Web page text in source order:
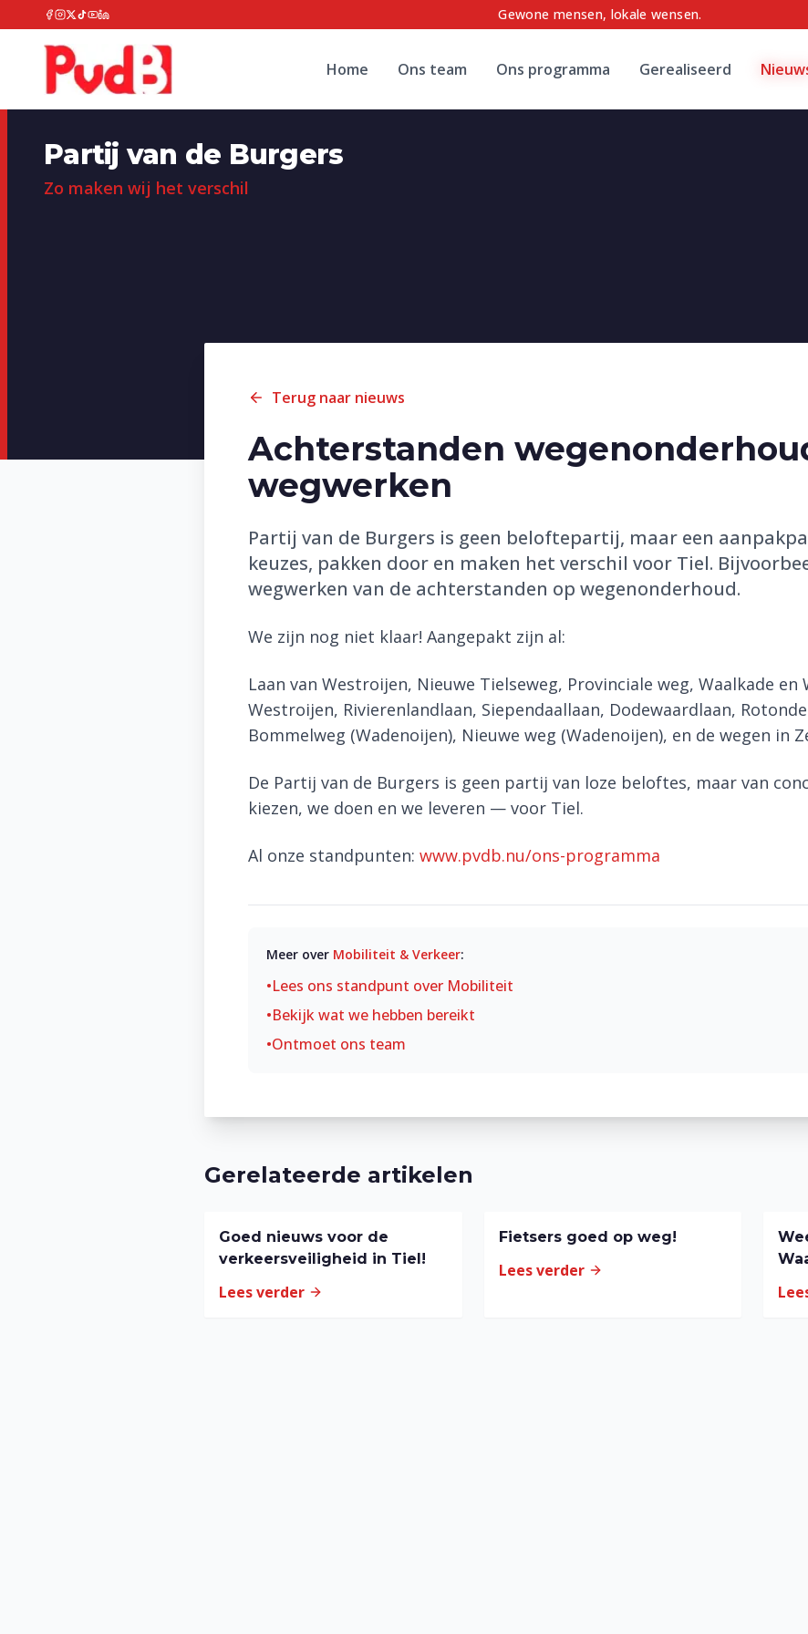
Gewone mensen, lokale wensen.
Home Ons team Ons programma Gerealiseerd
Partij van de Burgers
Zo maken wij het verschil
Terug naar nieuws
Achterstanden
wegwerken
Partij van de Burgers is geen beloftepartij, maar een
keuzes, pakken door en maken het verschil voor Tiel.
wegwerken van de achterstanden op wegenonderhoud.
We zijn nog niet klaar! Aangepakt zijn al:
Laan van Westroijen, Nieuwe Tielseweg, Provinciale weg, Waalkade
Westroijen, Rivierenlandlaan, Siependaallaan, Dodewaardlaan,
Bommelweg (Wadenoijen), Nieuwe weg (Wadenoijen), en de wegen in
De Partij van de Burgers is geen partij van loze beloftes, maar van
kiezen, we doen en we leveren — voor Tiel.
Al onze standpunten: www.pvdb.nu/ons-programma
Meer over Mobiliteit & Verkeer:
•Lees ons standpunt over Mobiliteit
•Bekijk wat we hebben bereikt
•Ontmoet ons team
Gerelateerde artikelen
Goed nieuws voor de
verkeersveiligheid in Tiel!
Lees verder
Fietsers goed op weg!
Lees verder